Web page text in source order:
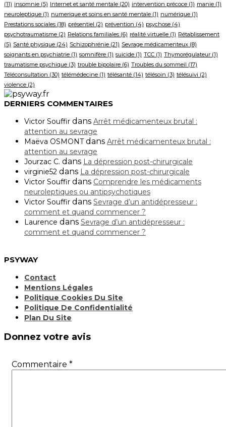
(11) insomnie (5) Internet et santé mentale (20) intervention précoce (1) manie (1)
neuroleptique (1) numerique et soins en santé mentale (1) numérique (1)
Prestations sociales (18) présentiel (2) prévention (4) psychose (4)
psychotraumatisme (2) Relations familiales (6) réalité virtuelle (1) Rétablissement
(5) Santé physique (24) Schizophrénie (21) Sevrage médicamenteux (8)
soignants en psychiatrie (1) somnifère (1) suicide (1) TCC (1) Thymorégulateur (1)
traumatisme psychique (3) trouble bipolaire (6) Troubles du sommeil (17)
Téléconsultation (30) télémédecine (1) télésanté (14) télésoin (3) télésuivi (2)
violence (2)
DERNIERS COMMENTAIRES
Victor Souffir dans Arrêt médicamenteux brutal :
attention au sevrage
Maëva OSMONTdans Arrêt médicamenteux brutal :
attention au sevrage
Jourzac C. dans La dépression post-chirurgicale
virginie52 dans La dépression post-chirurgicale
Victor Souffir dans Comprendre les médicaments
neuroleptiques ou antipsychotiques
Victor Souffir dans Sevrage d’un antidépresseur :
comment et quand commencer ?
Laurence dans Sevrage d’un antidépresseur :
comment et quand commencer ?
PSYWAY
Contact
Mentions Légales
Politique Cookies Du Site
Politique De Confidentialité
Plan Du Site
Donnez votre avis
Commentaire *